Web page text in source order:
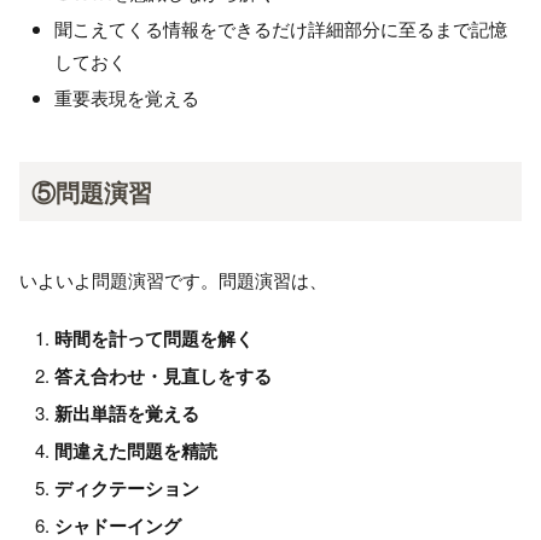
聞こえてくる情報をできるだけ詳細部分に至るまで記憶
しておく
重要表現を覚える
⑤問題演習
いよいよ問題演習です。問題演習は、
時間を計って問題を解く
答え合わせ・見直しをする
新出単語を覚える
間違えた問題を精読
ディクテーション
シャドーイング